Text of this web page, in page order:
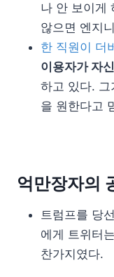
나 안 보이게
않으면 엔지
한 직원이 더
이용자가 자
하고 있다. 그
을 원한다고
억만장자의
트럼프를 당
에게 트위터
찬가지였다.